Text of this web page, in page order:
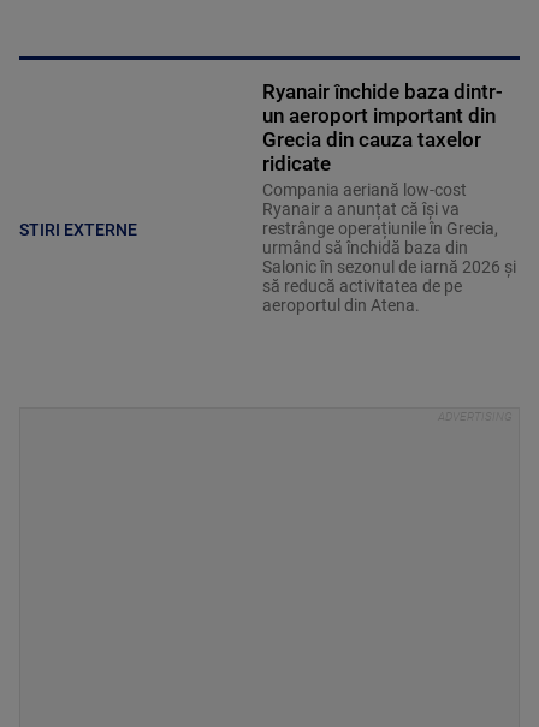
STIRI EXTERNE
Ryanair închide baza dintr-
un aeroport important din
Grecia din cauza taxelor
ridicate
Compania aeriană low-cost
Ryanair a anunțat că își va
restrânge operațiunile în Grecia,
urmând să închidă baza din
Salonic în sezonul de iarnă 2026 și
să reducă activitatea de pe
aeroportul din Atena.